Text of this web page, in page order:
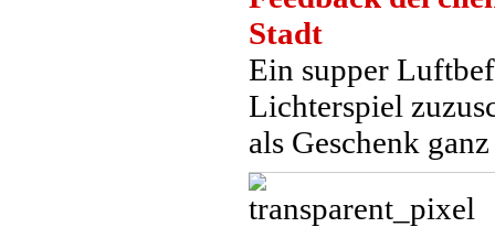
Stadt
Ein supper
Lichterspiel
als Geschenk